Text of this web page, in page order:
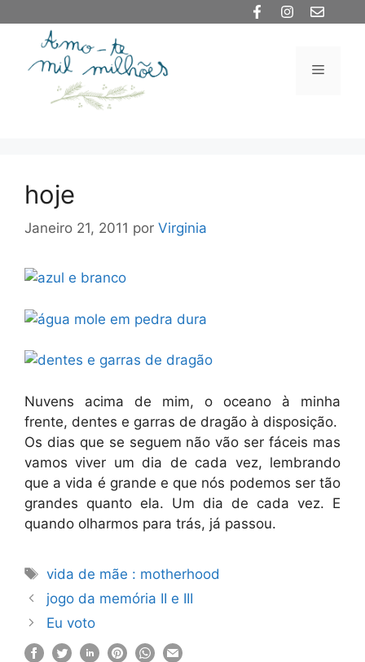
conteúdo
Menu
hoje
Janeiro 21, 2011 por Virginia
Nuvens acima de mim, o oceano à minha
frente, dentes e garras de dragão à disposição.
Os dias que se seguem não vão ser fáceis mas
vamos viver um dia de cada vez, lembrando
que a vida é grande e que nós podemos ser tão
grandes quanto ela. Um dia de cada vez. E
quando olharmos para trás, já passou.
Etiquetas
vida de mãe : motherhood
jogo da memória II e III
Eu voto